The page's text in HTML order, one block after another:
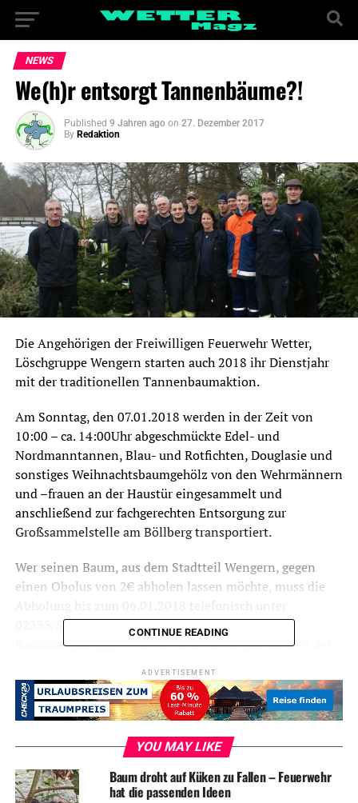
NEWS
We(h)r entsorgt Tannenbäume?!
Published 9 Jahren ago on 27. Dezember 2017
By Redaktion
Die Angehörigen der Freiwilligen Feuerwehr Wetter,
Löschgruppe Wengern starten auch 2018 ihr Dienstjahr
mit der traditionellen Tannenbaumaktion.
Am Sonntag, den 07.01.2018 werden in der Zeit von
10:00 – ca. 14:00Uhr abgeschmückte Edel- und
Nordmanntannen, Blau- und Rotfichten, Douglasie und
sonstiges Weihnachtsbaumgehölz von den Wehrmännern
und –frauen an der Haustür eingesammelt und
anschließend zur fachgerechten Entsorgung zur
Großsammelstelle am Böllberg transportiert.
Wer seinen Baum, aus dem Stadtteil Wengern, gegen
einen Obolus von 2€ abholen lassen möchte, muss die
02335/8898238 bestellen oder eine Email an
Baumabholung@web.de senden. Die Organisatoren der
welche unangemeldet am Straßenrand abgelegt wurden,
nicht eingesammelt und entsorgt werden.
Archivbild: Feuerwehr
CONTINUE READING
ADVERTISEMENT
YOU MAY LIKE
Baum droht auf Küken zu Fallen – Feuerwehr
hat die passenden Ideen